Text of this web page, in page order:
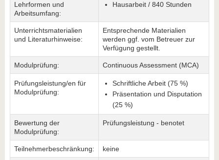
Lehrformen und
Arbeitsumfang:
Hausarbeit / 840 Stunden
Unterrichtsmaterialien
und Literaturhinweise:
Entsprechende Materialien
werden ggf. vom Betreuer zur
Verfügung gestellt.
Modulprüfung: Continuous Assessment (MCA)
Prüfungsleistung/en für
Modulprüfung:
Schriftliche Arbeit (75 %)
Präsentation und Disputation
(25 %)
Bewertung der
Modulprüfung:
Prüfungsleistung - benotet
Teilnehmerbeschränkung: keine